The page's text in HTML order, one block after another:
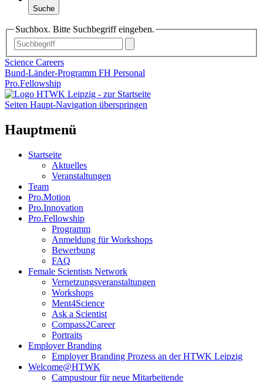
Suche
Suchbox. Bitte Suchbegriff eingeben.
Science Careers
Bund-Länder-Programm FH Personal
Pro.Fellowship
Seiten Haupt-Navigation überspringen
Hauptmenü
Startseite
Aktuelles
Veranstaltungen
Team
Pro.Motion
Pro.Innovation
Pro.Fellowship
Programm
Anmeldung für Workshops
Bewerbung
FAQ
Female Scientists Network
Vernetzungsveranstaltungen
Workshops
Ment4Science
Ask a Scientist
Compass2Career
Portraits
Employer Branding
Employer Branding Prozess an der HTWK Leipzig
Welcome@HTWK
Campustour für neue Mitarbeitende